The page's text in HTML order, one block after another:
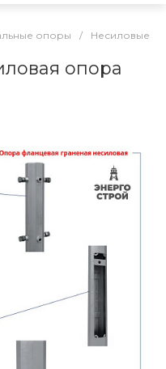
опоры / Несиловые
опора